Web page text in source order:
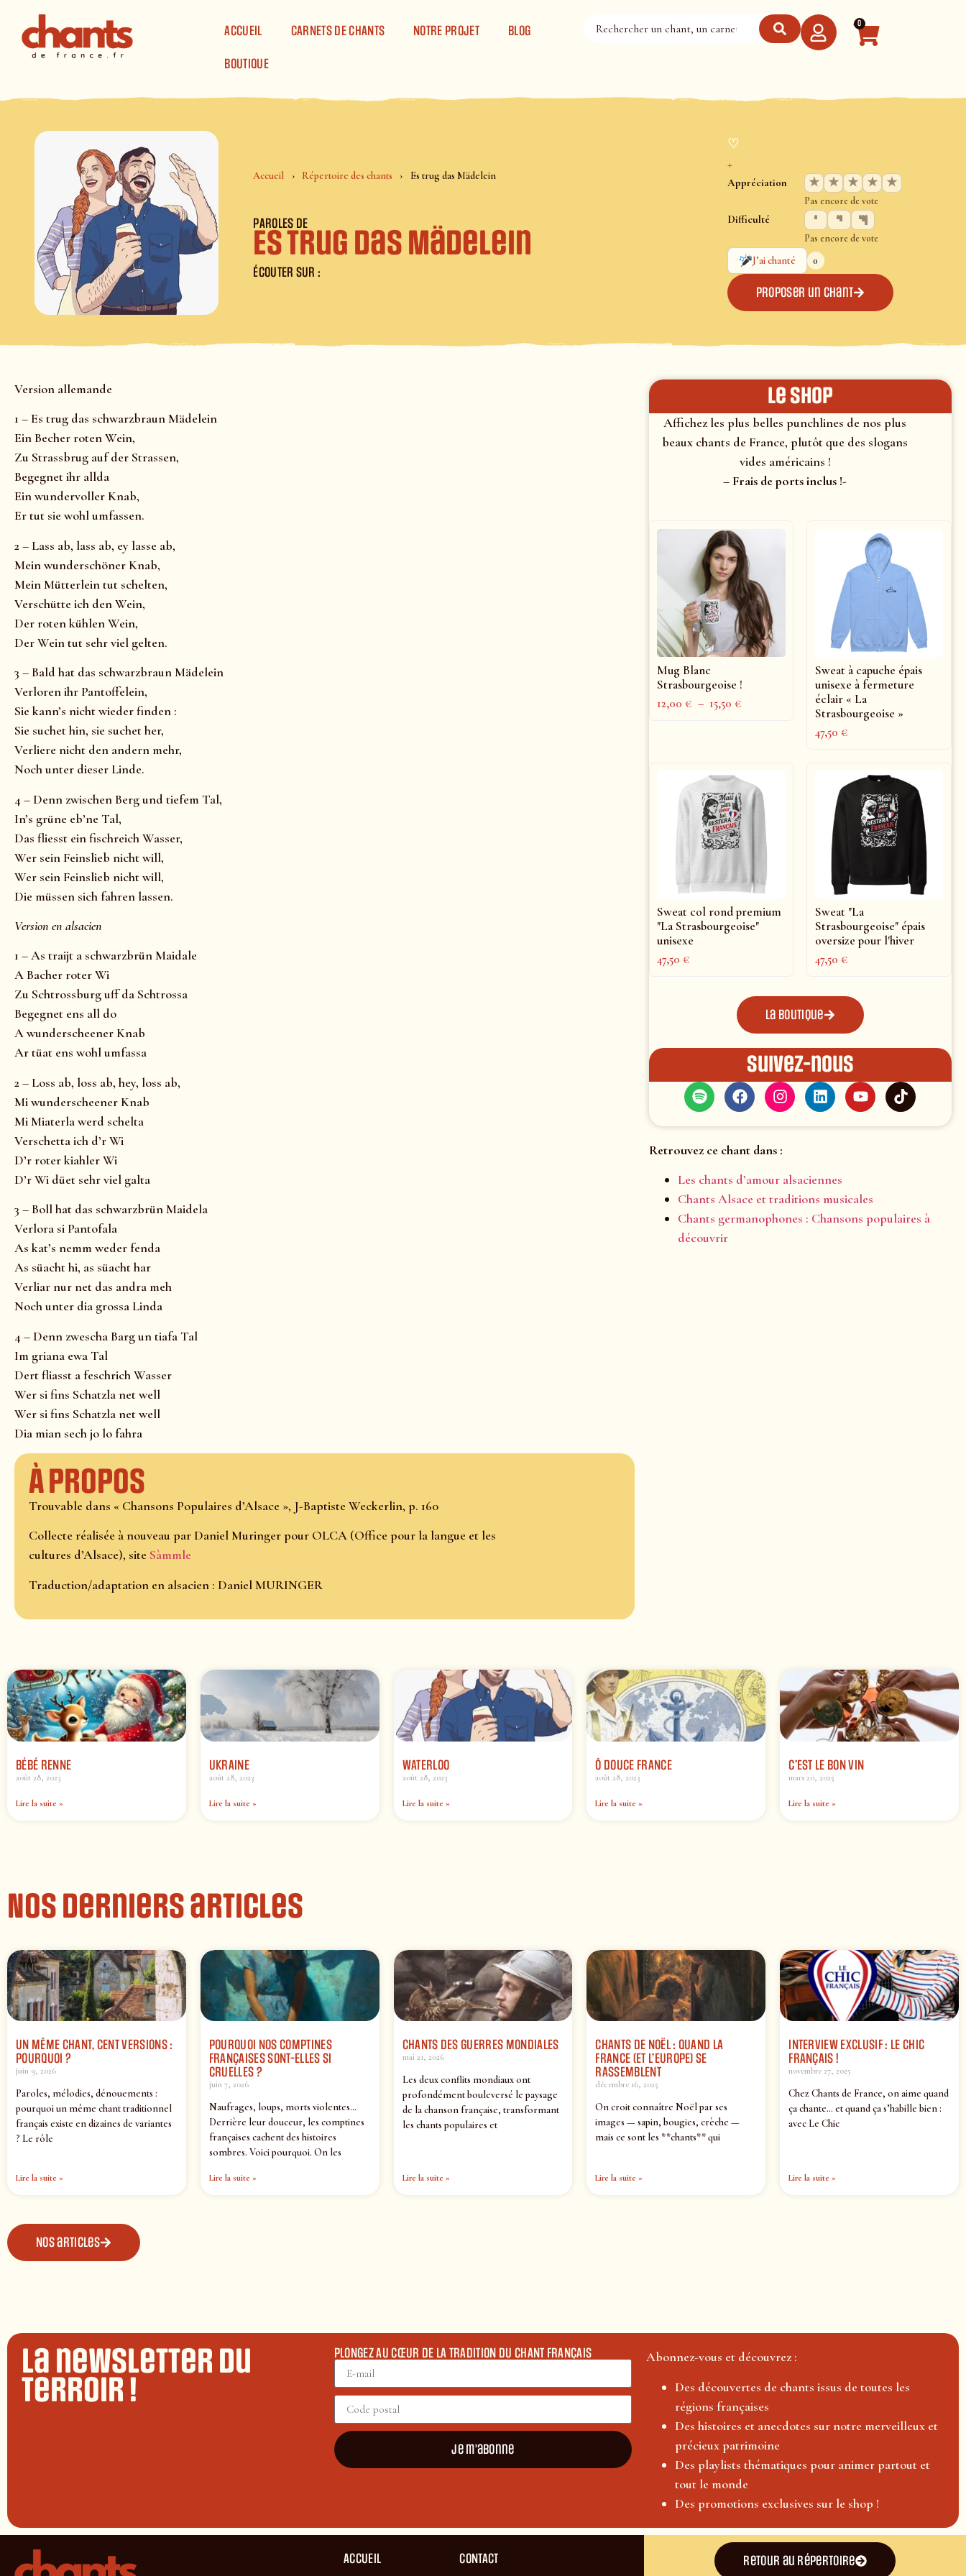
ACCUEIL
CARNETS DE CHANTS NOTRE PROJET BLOG
BOUTIQUE
0
Accueil Répertoire des chants Es trug das Mädelein
PAROLES DE
Es trug das Mädelein
ÉCOUTER SUR :
♡
+
Appréciation ★ ★ ★ ★ ★
Pas encore de vote
Difficulté
Pas encore de vote
J’ai chanté
0
Proposer un chant
Version allemande
1 – Es trug das schwarzbraun Mädelein
Ein Becher roten Wein,
Zu Strassbrug auf der Strassen,
Begegnet ihr allda
Ein wundervoller Knab,
Er tut sie wohl umfassen.
2 – Lass ab, lass ab, ey lasse ab,
Mein wunderschöner Knab,
Mein Mütterlein tut schelten,
Verschütte ich den Wein,
Der roten kühlen Wein,
Der Wein tut sehr viel gelten.
3 – Bald hat das schwarzbraun Mädelein
Verloren ihr Pantoffelein,
Sie kann’s nicht wieder finden :
Sie suchet hin, sie suchet her,
Verliere nicht den andern mehr,
Noch unter dieser Linde.
4 – Denn zwischen Berg und tiefem Tal,
In’s grüne eb’ne Tal,
Das fliesst ein fischreich Wasser,
Wer sein Feinslieb nicht will,
Wer sein Feinslieb nicht will,
Die müssen sich fahren lassen.
Version en alsacien
1 – As traijt a schwarzbrün Maidale
A Bacher roter Wi
Zu Schtrossburg uff da Schtrossa
Begegnet ens all do
A wunderscheener Knab
Ar tüat ens wohl umfassa
2 – Loss ab, loss ab, hey, loss ab,
Mi wunderscheener Knab
Mi Miaterla werd schelta
Verschetta ich d’r Wi
D’r roter kiahler Wi
D’r Wi düet sehr viel galta
3 – Boll hat das schwarzbrün Maidela
Verlora si Pantofala
As kat’s nemm weder fenda
As süacht hi, as süacht har
Verliar nur net das andra meh
Noch unter dia grossa Linda
4 – Denn zwescha Barg un tiafa Tal
Im griana ewa Tal
Dert fliasst a feschrich Wasser
Wer si fins Schatzla net well
Wer si fins Schatzla net well
Dia mian sech jo lo fahra
À propos
Trouvable dans « Chansons Populaires d’Alsace », J-Baptiste Weckerlin, p. 160
Collecte réalisée à nouveau par Daniel Muringer pour OLCA (Office pour la langue et les
cultures d’Alsace), site Sàmmle
Traduction/adaptation en alsacien : Daniel MURINGER
le shop
Affichez les plus belles punchlines de nos plus
beaux chants de France, plutôt que des slogans
vides américains !
– Frais de ports inclus !-
Mug Blanc
Strasbourgeoise !
12,00€ – 15,50€
Sweat à capuche épais
unisexe à fermeture
éclair « La
Strasbourgeoise »
47,50€
Sweat col rond premium
"La Strasbourgeoise"
unisexe
47,50€
Sweat "La
Strasbourgeoise" épais
oversize pour l'hiver
47,50€
La boutique
Suivez-nous
Retrouvez ce chant dans :
Les chants d’amour alsaciennes
Chants Alsace et traditions musicales
Chants germanophones : Chansons populaires à
découvrir
BÉBÉ RENNE
août 28, 2023
Lire la suite »
UKRAINE
août 28, 2023
Lire la suite »
WATERLOO
août 28, 2023
Lire la suite »
Ô DOUCE FRANCE
août 28, 2023
Lire la suite »
C’EST LE BON VIN
mars 20, 2025
Lire la suite »
Nos derniers articles
UN MÊME CHANT, CENT VERSIONS :
POURQUOI ?
juin 9, 2026
Paroles, mélodies, dénouements :
pourquoi un même chant traditionnel
français existe en dizaines de variantes
? Le rôle
Lire la suite »
POURQUOI NOS COMPTINES
FRANÇAISES SONT-ELLES SI
CRUELLES ?
juin 7, 2026
Naufrages, loups, morts violentes…
Derrière leur douceur, les comptines
françaises cachent des histoires
sombres. Voici pourquoi. On les
Lire la suite »
CHANTS DES GUERRES MONDIALES
mai 21, 2026
Les deux conflits mondiaux ont
profondément bouleversé le paysage
de la chanson française, transformant
les chants populaires et
Lire la suite »
CHANTS DE NOËL : QUAND LA
FRANCE (ET L’EUROPE) SE
RASSEMBLENT
décembre 16, 2025
On croit connaître Noël par ses
images — sapin, bougies, crèche —
mais ce sont les **chants** qui
Lire la suite »
INTERVIEW EXCLUSIF : LE CHIC
FRANÇAIS !
novembre 27, 2025
Chez Chants de France, on aime quand
ça chante… et quand ça s’habille bien :
avec Le Chic
Lire la suite »
Nos articles
La newsletter du
terroir !
PLONGEZ AU CŒUR DE LA TRADITION DU CHANT FRANÇAIS
Je m'abonne
Abonnez-vous et découvrez :
Des découvertes de chants issus de toutes les
régions françaises
Des histoires et anecdotes sur notre merveilleux et
précieux patrimoine
Des playlists thématiques pour animer partout et
tout le monde
Des promotions exclusives sur le shop !
ACCUEIL CONTACT Retour au répertoire